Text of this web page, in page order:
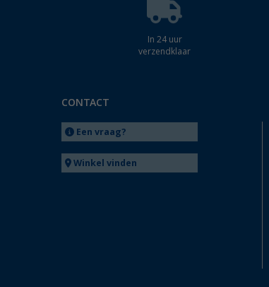
In 24 uur
verzendklaar
CONTACT
Een vraag?
Winkel vinden